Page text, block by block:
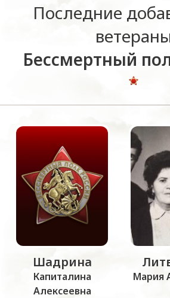
Последние
Бессмертный
Шадрина
Капиталина
Алексеевна
Мария